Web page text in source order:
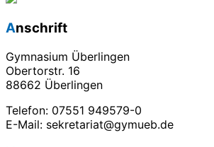
Anschrift
Gymnasium Überlingen
Obertorstr. 16
88662 Überlingen
Telefon: 07551 949579-0
E-Mail: sekretariat@gymueb.de